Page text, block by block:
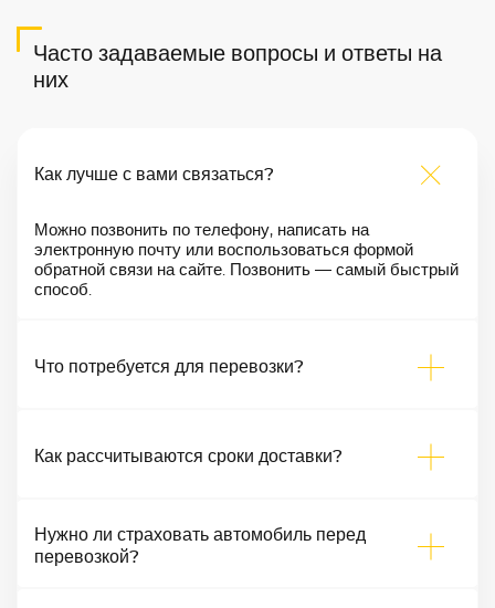
Часто задаваемые вопросы и ответы на
них
Как лучше с вами связаться?
Можно позвонить по телефону, написать на
электронную почту или воспользоваться формой
обратной связи на сайте. Позвонить — самый быстрый
способ.
Что потребуется для перевозки?
Как рассчитываются сроки доставки?
Нужно ли страховать автомобиль перед
перевозкой?